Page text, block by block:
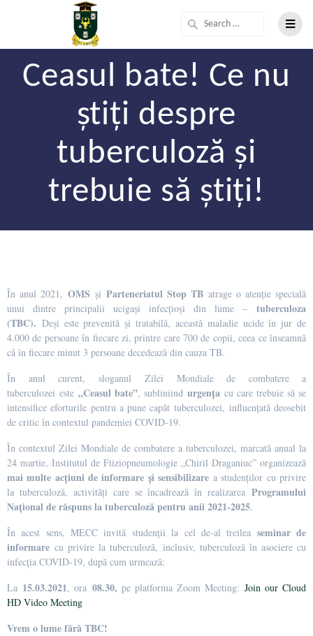
Ceasul bate! Ce nu
știți despre
tuberculoză și
trebuie să știți!
În anul 2021, OMS și Parteneriatul Stop TB atrage o atenție specială
unui dintre principalii ucigași infecțioși din lume – tuberculoza
(TBC). Deși este prevenită și tratabilă, această maladie ucide în jur de
4.000 de persoane în fiecare zi, printre care 700 de copii, ceea ce înseamnă
că în fiecare minut 3 persoane decedează din cauza TB.
În anul curent, sloganul Zilei Mondiale de combatere a
tuberculozei este „Ceasul bate”, subliniind urgența cu care trebuie să se
intensifice eforturile pentru a pune capăt tuberculozei, influențată deosebit
de critic în contextul pandemiei COVID-19.
În contextul Zilei Mondiale de combatere a tuberculozei, marcată anual la
24 martie, Institutul de Ftiziopneumologie „Chiril Draganiuc” organizează
mai multe acțiuni de informare și sensibilizarea studenților cu privire
la tuberculoză, activități care se încadrează în realizarea Programului
Național de răspuns la tuberculoză pentru anii 2021-2025.
În acest sens, MECC invită studenții la cel de-al treilea seminar de
informare cu privire la tuberculoză, inclusiv, tuberculoză în asociere cu
infecția COVID-19, după cum urmează:
La 15.03.2021, ora 08.30, pe platforma Zoom Meeting: Join our Cloud
HD Video Meeting
Vrem o lume fără TBC!